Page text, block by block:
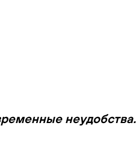
неудобства.